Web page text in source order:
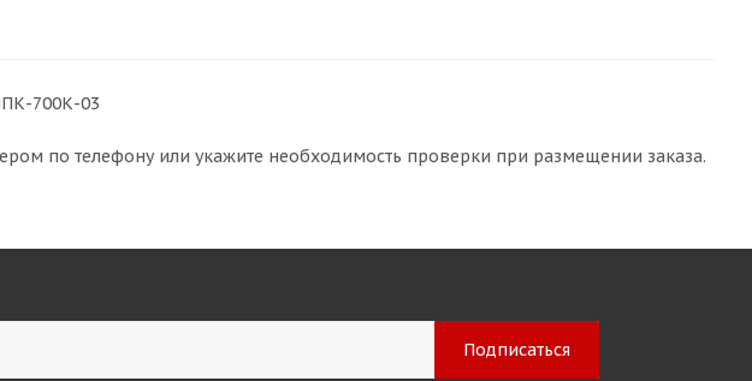
700К-03
по телефону или укажите необходимость проверки при размещении заказа.